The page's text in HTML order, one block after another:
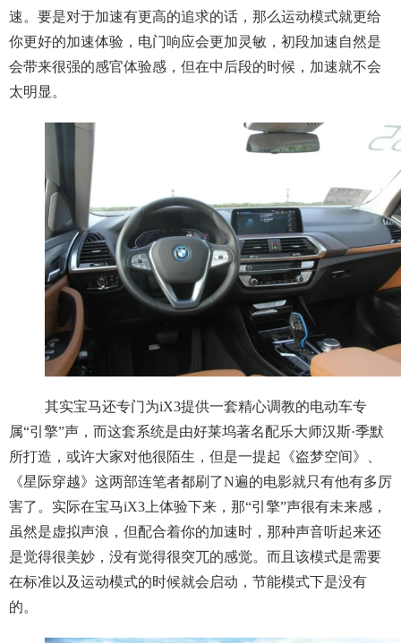
速。要是对于加速有更高的追求的话，那么运动模式就更给
你更好的加速体验，电门响应会更加灵敏，初段加速自然是
会带来很强的感官体验感，但在中后段的时候，加速就不会
太明显。
其实宝马还专门为iX3提供一套精心调教的电动车专
属“引擎”声，而这套系统是由好莱坞著名配乐大师汉斯·季默
所打造，或许大家对他很陌生，但是一提起《盗梦空间》、
《星际穿越》这两部连笔者都刷了N遍的电影就只有他有多厉
害了。实际在宝马iX3上体验下来，那“引擎”声很有未来感，
虽然是虚拟声浪，但配合着你的加速时，那种声音听起来还
是觉得很美妙，没有觉得很突兀的感觉。而且该模式是需要
在标准以及运动模式的时候就会启动，节能模式下是没有
的。